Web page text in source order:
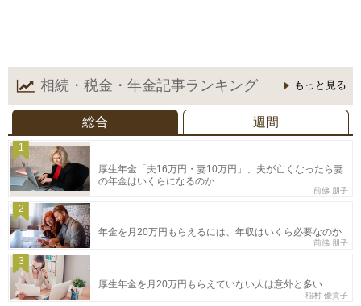
相続・税金・年金記事ランキング もっと見る
総合 週間
1
厚生年金「夫16万円・妻10万円」、夫が亡くなったら妻
の年金はいくらになるのか
前佛 朋子
2
年金を月20万円もらえるには、年収はいくら必要なのか
前佛 朋子
3
厚生年金を月20万円もらえていない人は意外と多い
稲村 優貴子